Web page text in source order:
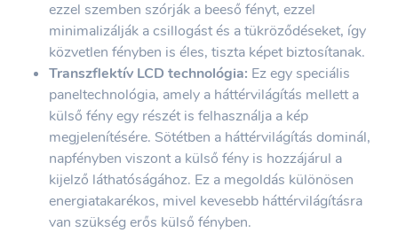
ezzel szemben szórják a beeső fényt, ezzel
minimalizálják a csillogást és a tükröződéseket, így
közvetlen fényben is éles, tiszta képet biztosítanak.
Transzflektív LCD technológia: Ez egy speciális
paneltechnológia, amely a háttérvilágítás mellett a
külső fény egy részét is felhasználja a kép
megjelenítésére. Sötétben a háttérvilágítás dominál,
napfényben viszont a külső fény is hozzájárul a
kijelző láthatóságához. Ez a megoldás különösen
energiatakarékos, mivel kevesebb háttérvilágításra
van szükség erős külső fényben.